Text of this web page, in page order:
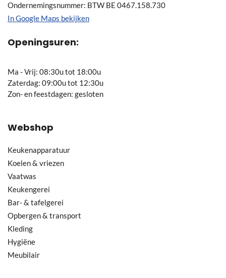
Ondernemingsnummer: BTW BE 0467.158.730
In Google Maps bekijken
Openingsuren:
Ma - Vrij: 08:30u tot 18:00u
Zaterdag: 09:00u tot 12:30u
Zon- en feestdagen: gesloten
Webshop
Keukenapparatuur
Koelen & vriezen
Vaatwas
Keukengerei
Bar- & tafelgerei
Opbergen & transport
Kleding
Hygiëne
Meubilair